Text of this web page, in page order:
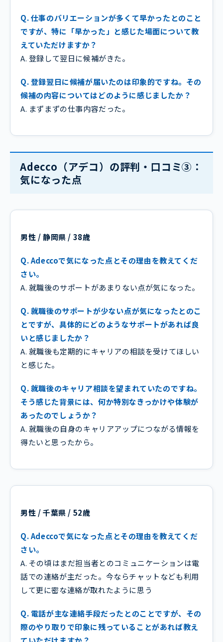
Q. 仕事のバリエーションが多くて早かったとのこと
ですが、特に「早かった」と感じた場面について教
えていただけますか？
A. 登録して翌日に候補がきた。
Q. 登録翌日に候補が届いたのは印象的ですね。その
候補の内容についてはどのように感じましたか？
A. まずまずの仕事内容だった。
Adecco（アデコ）の評判・口コミ③：
気になった点
男性 / 静岡県 / 38歳
Q. Adeccoで気になった点とその理由を教えてくだ
さい。
A. 就職後のサポートがあまりない点が気になった。
Q. 就職後のサポートが少ない点が気になったとのこ
とですが、具体的にどのようなサポートがあれば良
いと感じましたか？
A. 就職後も定期的にキャリアの相談を受けてほしい
と感じた。
Q. 就職後のキャリア相談を望まれていたのですね。
そう感じた背景には、何か特別なきっかけや体験が
あったのでしょうか？
A. 就職後の自身のキャリアアップにつながる情報を
得たいと思ったから。
男性 / 千葉県 / 52歳
Q. Adeccoで気になった点とその理由を教えてくだ
さい。
A. その頃はまだ担当者とのコミュニケーションは電
話での連絡が主だった。今ならチャットなども利用
して更に密な連絡が取れたように思う
Q. 電話が主な連絡手段だったとのことですが、その
際のやり取りで印象に残っていることがあれば教え